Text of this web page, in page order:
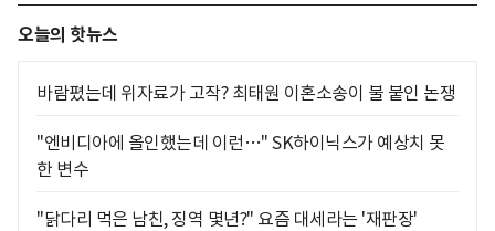
오늘의 핫뉴스
바람폈는데 위자료가 고작? 최태원 이혼소송이 불 붙인 논쟁
"엔비디아에 올인했는데 이런…" SK하이닉스가 예상치 못
한 변수
"닭다리 먹은 남친, 징역 몇년?" 요즘 대세라는 '재판장'